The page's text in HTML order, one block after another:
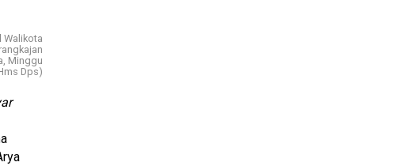
Walikota
Minggu
Dps)